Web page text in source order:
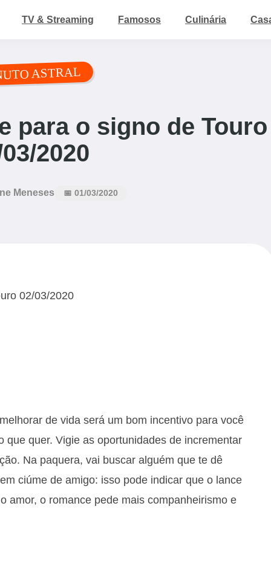
TV & Streaming Famosos Culinária
ASTRAL
para o signo de Touro
2020
Meneses 📅 01/03/2020
02/03/2020
de vida será um bom incentivo para você
que quer. Vigie as oportunidades de incrementar
Na paquera, vai buscar alguém que te dê
ciúme de amigo: isso pode indicar que o lance
amor, o romance pede mais companheirismo e